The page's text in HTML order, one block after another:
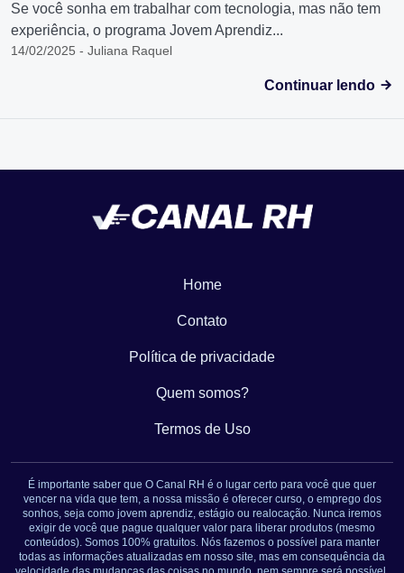
Se você sonha em trabalhar com tecnologia, mas não tem
experiência, o programa Jovem Aprendiz...
14/02/2025 - Juliana Raquel
Continuar lendo
Home
Contato
Política de privacidade
Quem somos?
Termos de Uso
É importante saber que O Canal RH é o lugar certo para você que quer
vencer na vida que tem, a nossa missão é oferecer curso, o emprego dos
sonhos, seja como jovem aprendiz, estágio ou realocação. Nunca iremos
exigir de você que pague qualquer valor para liberar produtos (mesmo
conteúdos). Somos 100% gratuitos. Nós fazemos o possível para manter
todas as informações atualizadas em nosso site, mas em consequência da